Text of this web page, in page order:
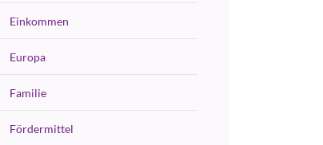
Einkommen
Europa
Familie
Fördermittel